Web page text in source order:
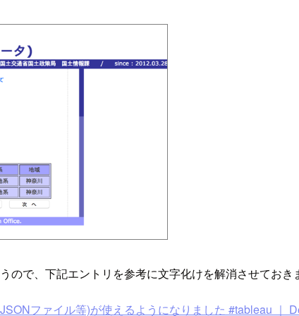
で、下記エントリを参考に文字化けを解消させておき
ファイル等)が使えるようになりました #tableau ｜